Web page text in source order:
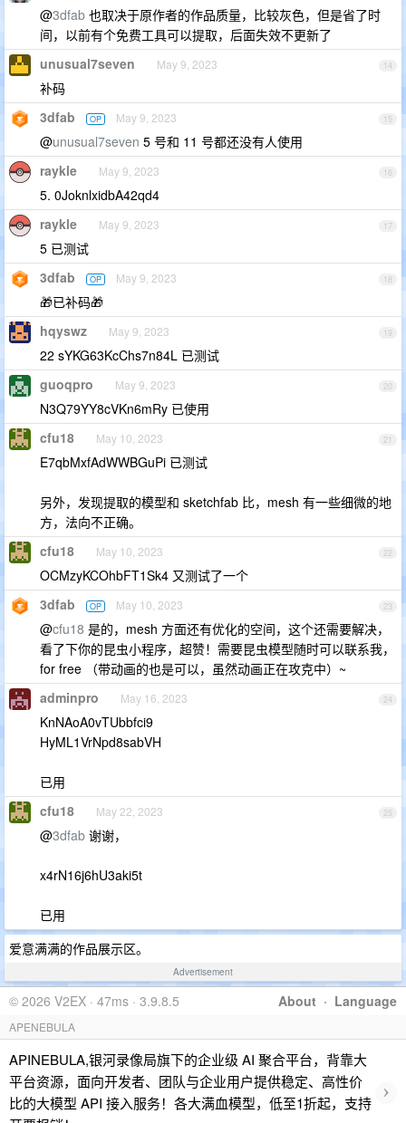
@3dfab 也取决于原作者的作品质量，比较灰色，但是省了时
间，以前有个免费工具可以提取，后面失效不更新了
14
unusual7seven May 9, 2023
补码
15
3dfab OP May 9, 2023
@unusual7seven 5 号和 11 号都还没有人使用
16
raykle May 9, 2023
5. 0JoknlxidbA42qd4
17
raykle May 9, 2023
5 已测试
18
3dfab OP May 9, 2023
🎁已补码🎁
19
hqyswz May 9, 2023
22 sYKG63KcChs7n84L 已测试
20
guoqpro May 9, 2023
N3Q79YY8cVKn6mRy 已使用
21
cfu18 May 10, 2023
E7qbMxfAdWWBGuPi 已测试
另外，发现提取的模型和 sketchfab 比，mesh 有一些细微的地
方，法向不正确。
22
cfu18 May 10, 2023
OCMzyKCOhbFT1Sk4 又测试了一个
23
3dfab OP May 10, 2023
@cfu18 是的，mesh 方面还有优化的空间，这个还需要解决，
看了下你的昆虫小程序，超赞！需要昆虫模型随时可以联系我，
for free （带动画的也是可以，虽然动画正在攻克中）~
24
adminpro May 16, 2023
KnNAoA0vTUbbfci9
HyML1VrNpd8sabVH
已用
25
cfu18 May 22, 2023
@3dfab 谢谢，
x4rN16j6hU3aki5t
已用
爱意满满的作品展示区。
Advertisement
About · Language
© 2026 V2EX · 47ms · 3.9.8.5
APENEBULA
APINEBULA,银河录像局旗下的企业级 AI 聚合平台，背靠大
平台资源，面向开发者、团队与企业用户提供稳定、高性价
比的大模型 API 接入服务！各大满血模型，低至1折起，支持
›